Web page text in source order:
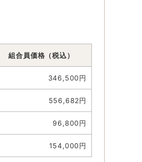
組合員価格（税込）
346,500円
556,682円
96,800円
154,000円